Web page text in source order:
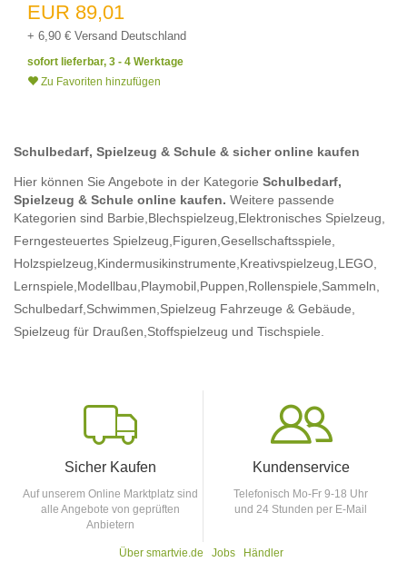
EUR 89,01
+ 6,90 € Versand Deutschland
sofort lieferbar, 3 - 4 Werktage
Zu Favoriten hinzufügen
Schulbedarf, Spielzeug & Schule & sicher online kaufen
Hier können Sie Angebote in der Kategorie Schulbedarf,
Spielzeug & Schule online kaufen. Weitere passende
Kategorien sind Barbie, Blechspielzeug, Elektronisches Spielzeug,
Ferngesteuertes Spielzeug, Figuren, Gesellschaftsspiele,
Holzspielzeug, Kindermusikinstrumente, Kreativspielzeug, LEGO,
Lernspiele, Modellbau, Playmobil, Puppen, Rollenspiele, Sammeln,
Schulbedarf, Schwimmen, Spielzeug Fahrzeuge & Gebäude,
Spielzeug für Draußen, Stoffspielzeug und Tischspiele.
Sicher Kaufen
Auf unserem Online Marktplatz sind
alle Angebote von geprüften
Anbietern
Kundenservice
Telefonisch Mo-Fr 9-18 Uhr
und 24 Stunden per E-Mail
Über smartvie.de Jobs Händler